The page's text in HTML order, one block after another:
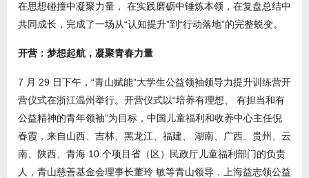
在思想碰撞中凝聚力量， 在实践磨砺中锤炼本领，在复盘总结中
共同成长，完成了一场从“认知提升”到“行动落地”的完整蜕变。
开营：梦想起航，凝聚青春力量
7 月 29 日下午，“青山赋能”大学生公益领袖领导力提升训练营开
营仪式在浙江温州举行。开营仪式以“培养有理想、 有担当和有
公益精神的青年领袖”为目标，中国儿童福利和收养中心主任倪
春霞，来自山西、吉林、黑龙江、福建、 湖南、广西、贵州、云
南、陕西、青海 10 个项目省（区）民政厅儿童福利部门的负责
人，青山慈善基金会理事长董玲 敏等青山领导，上海益志领公益